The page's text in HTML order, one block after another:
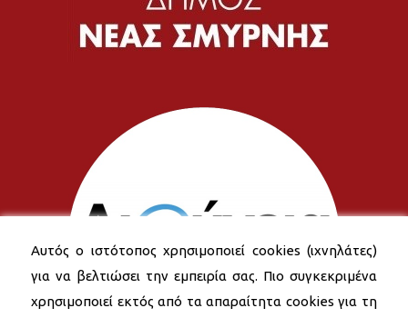
Αυτός ο ιστότοπος χρησιμοποιεί cookies (ιχνηλάτες)
για να βελτιώσει την εμπειρία σας. Πιο συγκεκριμένα
χρησιμοποιεί εκτός από τα απαραίτητα cookies για τη